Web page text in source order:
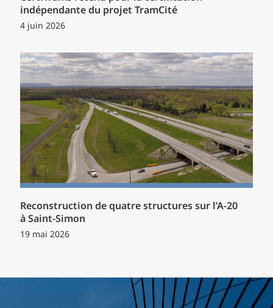
indépendante du projet TramCité
4 juin 2026
Reconstruction de quatre structures sur l’A-20
à Saint-Simon
19 mai 2026